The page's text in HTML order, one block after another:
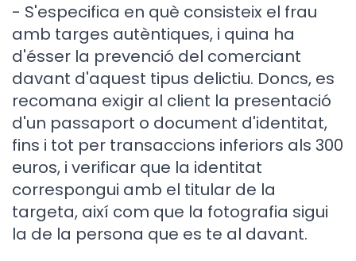
- S'especifica en què consisteix el frau
amb targes autèntiques, i quina ha
d'ésser la prevenció del comerciant
davant d'aquest tipus delictiu. Doncs, es
recomana exigir al client la presentació
d'un passaport o document d'identitat,
fins i tot per transaccions inferiors als 300
euros, i verificar que la identitat
correspongui amb el titular de la
targeta, així com que la fotografia sigui
la de la persona que es te al davant.